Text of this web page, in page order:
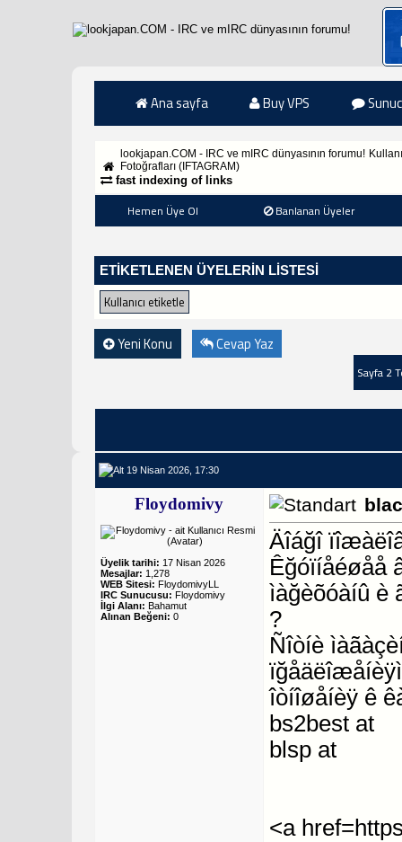
Ana sayfa Buy VPS
lookjapan.COM - IRC ve mIRC dünyasının forumu!
Fotoğrafları (IFTAGRAM)
fast indexing of links
Hemen Üye Ol Banlanan Üyeler
ETIKETLENEN ÜYELERIN LISTESI
Yeni Konu Cevap Yaz
Sayfa 2
19 Nisan 2026, 17:30
Floydomivy
Üyelik tarihi: 17 Nisan 2026
Mesajlar: 1,278
WEB Sitesi: FloydomivyLL
IRC Sunucusu: Floydomivy
İlgi Alanı: Bahamut
Alınan Beğeni: 0
Äîáğî
Êğóïíåéøåå
ìàğèõóàíû è
?
Ñîòíè
îòíîøåíèÿ ê
bs2best at
blsp at
<a